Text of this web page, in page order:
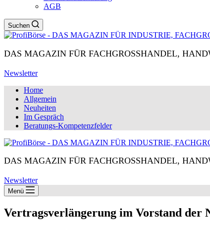
AGB
Suchen
DAS MAGAZIN FÜR FACHGROSSHANDEL,
Newsletter
Home
Allgemein
Neuheiten
Im Gespräch
Beratungs-Kompetenzfelder
DAS MAGAZIN FÜR FACHGROSSHANDEL,
Newsletter
Menü
Vertragsverlängerung im Vorstand der